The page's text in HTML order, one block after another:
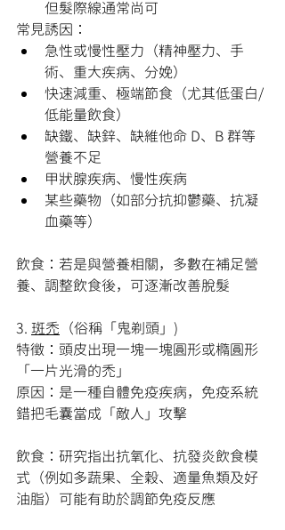
但髮際線通常尚可
常見誘因：
急性或慢性壓力（精神壓力、手
術、重大疾病、分娩）
快速減重、極端節食（尤其低蛋白/
低能量飲食）
缺鐵、缺鋅、缺維他命 D、B 群等
營養不足
甲狀腺疾病、慢性疾病
某些藥物（如部分抗抑鬱藥、抗凝
血藥等）
飲食：若是與營養相關，多數在補足營
養、調整飲食後，可逐漸改善脫髮
3. 斑禿 （俗稱「鬼剃頭」)
特徵：頭皮出現一塊一塊圓形或橢圓形
「一片光滑的禿」
原因：是一種自體免疫疾病，免疫系統
錯把毛囊當成「敵人」攻擊
飲食：研究指出抗氧化、抗發炎飲食模
式（例如多蔬果、全穀、適量魚類及好
油脂）可能有助於調節免疫反應